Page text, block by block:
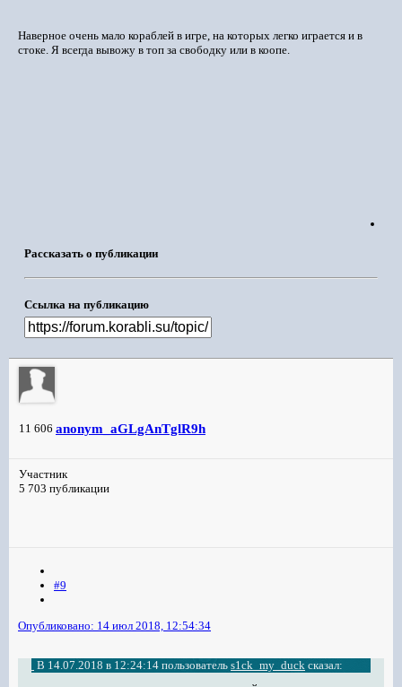
Наверное очень мало кораблей в игре, на которых легко играется и в
стоке. Я всегда вывожу в топ за свободку или в коопе.
Рассказать о публикации
Ссылка на публикацию
11 606 anonym_aGLgAnTglR9h
Участник
5 703 публикации
#9
Опубликовано: 14 июл 2018, 12:54:34
В 14.07.2018 в 12:24:14 пользователь s1ck_my_duck сказал: